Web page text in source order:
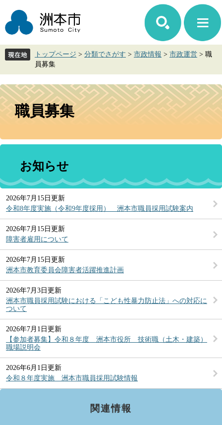
ジ
先
ュ
を
て
本
トップページ > 分類でさがす > 市政情報 > 市政運営 > 職
員募集
本
文
職員募集
お知らせ
2026年7月15日更新
令和8年度実施（令和9年度採用） 洲本市職員採用試験案内
2026年7月15日更新
障害者雇用について
2026年7月15日更新
洲本市教育委員会障害者活躍推進計画
2026年7月3日更新
洲本市職員採用試験における「こども性暴力防止法」への対応に
ついて
2026年7月1日更新
【参加者募集】令和８年度 洲本市役所 技術職（土木・建築）
職場説明会
2026年6月1日更新
令和８年度実施 洲本市職員採用試験情報
関連情報